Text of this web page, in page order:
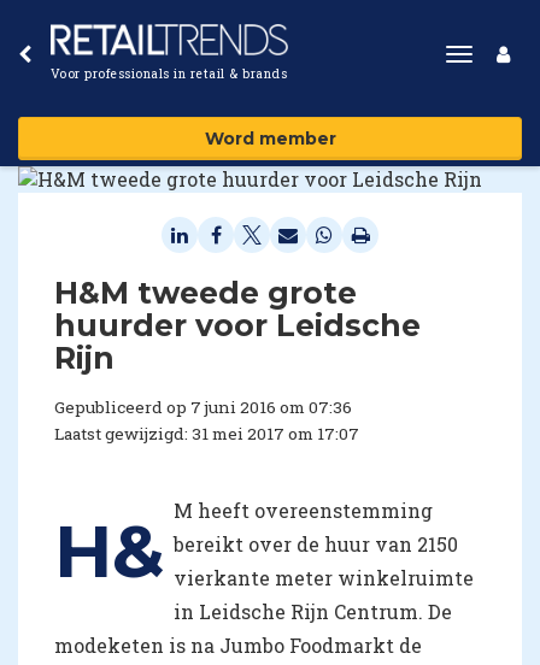
Voor professionals in retail & brands
Toggle
Word member
​H&M tweede grote
huurder voor Leidsche
Rijn
Gepubliceerd op 7 juni 2016 om 07:36
Laatst gewijzigd: 31 mei 2017 om 17:07
H& M heeft overeenstemming
bereikt over de huur van 2150
vierkante meter winkelruimte
in Leidsche Rijn Centrum. De
modeketen is na Jumbo Foodmarkt de